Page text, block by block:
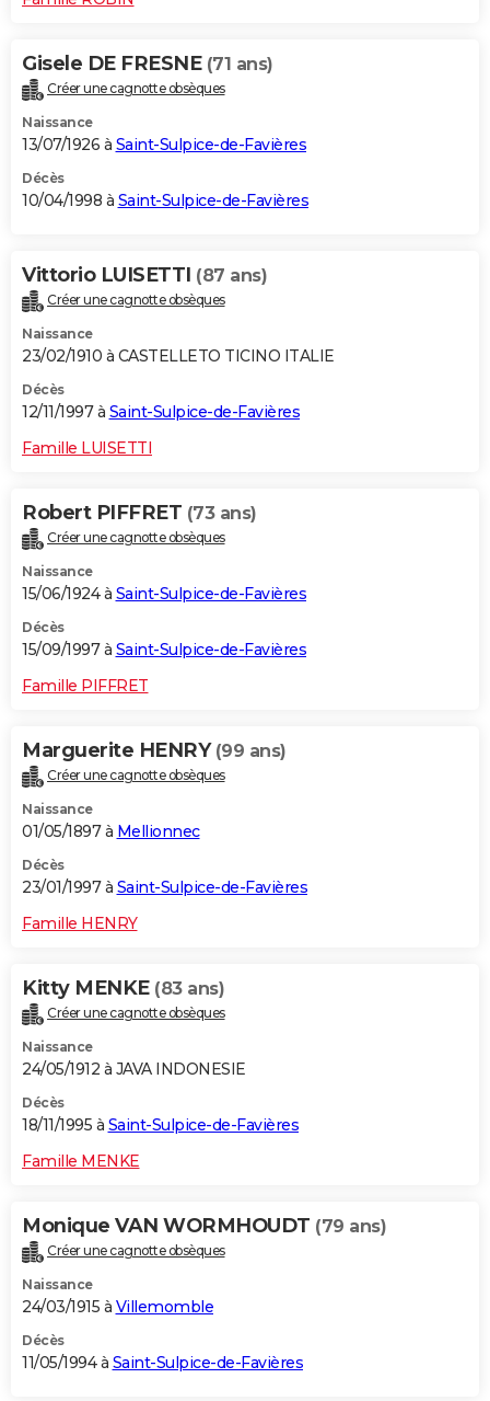
Gisele DE FRESNE (71 ans)
Créer une cagnotte obsèques
Naissance
13/07/1926 à Saint-Sulpice-de-Favières
Décès
10/04/1998 à Saint-Sulpice-de-Favières
Vittorio LUISETTI (87 ans)
Créer une cagnotte obsèques
Naissance
23/02/1910 à CASTELLETO TICINO ITALIE
Décès
12/11/1997 à Saint-Sulpice-de-Favières
Famille LUISETTI
Robert PIFFRET (73 ans)
Créer une cagnotte obsèques
Naissance
15/06/1924 à Saint-Sulpice-de-Favières
Décès
15/09/1997 à Saint-Sulpice-de-Favières
Famille PIFFRET
Marguerite HENRY (99 ans)
Créer une cagnotte obsèques
Naissance
01/05/1897 à Mellionnec
Décès
23/01/1997 à Saint-Sulpice-de-Favières
Famille HENRY
Kitty MENKE (83 ans)
Créer une cagnotte obsèques
Naissance
24/05/1912 à JAVA INDONESIE
Décès
18/11/1995 à Saint-Sulpice-de-Favières
Famille MENKE
Monique VAN WORMHOUDT (79 ans)
Créer une cagnotte obsèques
Naissance
24/03/1915 à Villemomble
Décès
11/05/1994 à Saint-Sulpice-de-Favières